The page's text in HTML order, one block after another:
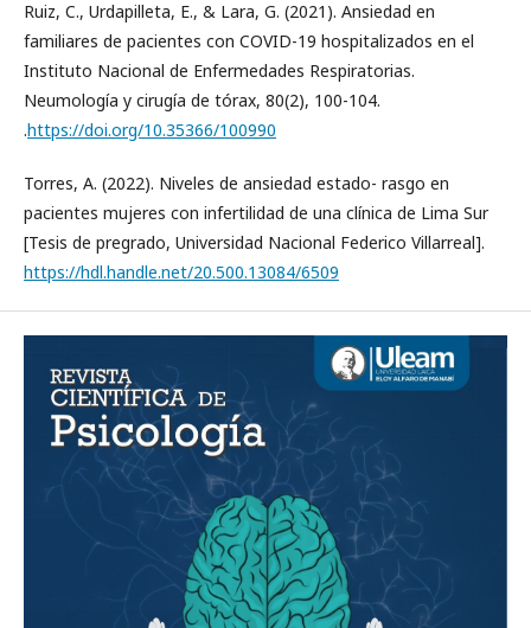
Ruiz, C., Urdapilleta, E., & Lara, G. (2021). Ansiedad en
familiares de pacientes con COVID-19 hospitalizados en el
Instituto Nacional de Enfermedades Respiratorias.
Neumología y cirugía de tórax, 80(2), 100-104.
.https://doi.org/10.35366/100990
Torres, A. (2022). Niveles de ansiedad estado- rasgo en
pacientes mujeres con infertilidad de una clínica de Lima Sur
[Tesis de pregrado, Universidad Nacional Federico Villarreal].
https://hdl.handle.net/20.500.13084/6509